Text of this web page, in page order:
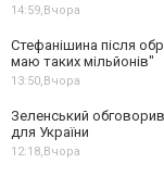
14:59,Вчора
Стефанішина після
маю таких мільйонів"
13:50,Вчора
Зеленський
для України
12:18,Вчора